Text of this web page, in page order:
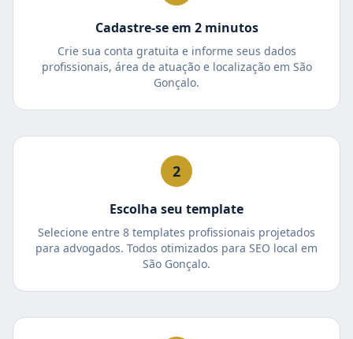
Cadastre-se em 2 minutos
Crie sua conta gratuita e informe seus dados
profissionais, área de atuação e localização em São
Gonçalo.
2
Escolha seu template
Selecione entre 8 templates profissionais projetados
para advogados. Todos otimizados para SEO local em
São Gonçalo.